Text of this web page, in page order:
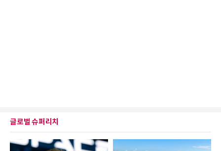
글로벌 슈퍼리치